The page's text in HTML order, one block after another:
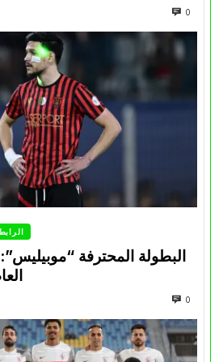
0
البطولة المحترفة “موبيليس”:
0